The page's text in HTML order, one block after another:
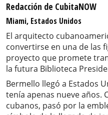
Redacción de CubitaNOW
Miami, Estados Unidos
El arquitecto
convertirse en una de las
proyecto que promete
la futura Biblioteca
Bermello llegó a Estados
tenía apenas nueve años.
cubanos, pasó por la